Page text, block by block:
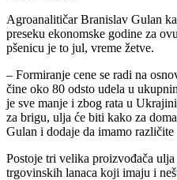
Agroanalitičar Branislav Gulan
preseku ekonomske godine za
pšenicu je to jul, vreme žetve.
– Formiranje cene se radi na
čine oko 80 odsto udela u
je sve manje i zbog rata u
za brigu, ulja će biti kako za
Gulan i dodaje da imamo
Postoje tri velika proizvođača
trgovinskih lanaca koji imaju i